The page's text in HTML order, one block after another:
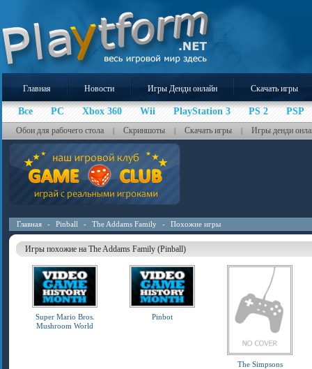
Главная Новости Игры Денди онлайн Скачать игры
Все PC Xbox 360 Wii PlayStation 3 PS 2 PSP
Обои для рабочего стола | Скриншоты | Скачать игры | Игры денди
Главная - Pinball - The Addams Family - Похожие игры
Игры похожие на The Addams Family (Pinball)
Super Mario Bros.
Mushroom World
Pinbot
The Simpsons